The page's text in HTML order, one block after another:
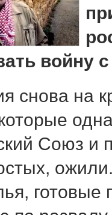
войну
снова на
Союз и